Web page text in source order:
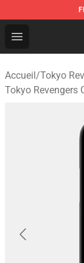
Open menu
Tokyo
Accueil/Tokyo
Tokyo Revengers